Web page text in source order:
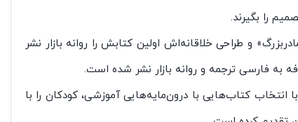
را بگیرند.
و طراحی خلاقانه‌اش اولین کتابش را روانه بازار نشر
به فارسی ترجمه و روانه بازار نشر شده است.
کتاب‌هایی با درون‌مایه‌هایی آموزشی، کودکان را با